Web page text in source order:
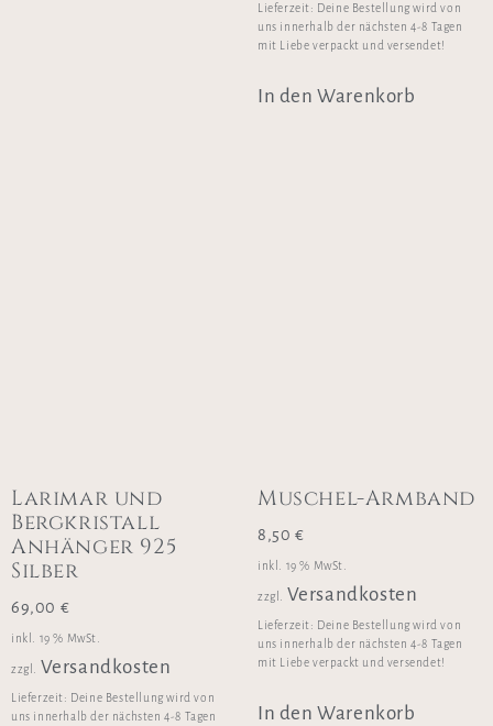
Lieferzeit: Deine Bestellung wird von
uns innerhalb der nächsten 4-8 Tagen
mit Liebe verpackt und versendet!
In den Warenkorb
Larimar und
Bergkristall
Anhänger 925
Silber
69,00 €
inkl. 19 % MwSt.
zzgl. Versandkosten
Lieferzeit: Deine Bestellung wird von
uns innerhalb der nächsten 4-8 Tagen
Muschel-Armband
8,50 €
inkl. 19 % MwSt.
zzgl. Versandkosten
Lieferzeit: Deine Bestellung wird von
uns innerhalb der nächsten 4-8 Tagen
mit Liebe verpackt und versendet!
In den Warenkorb